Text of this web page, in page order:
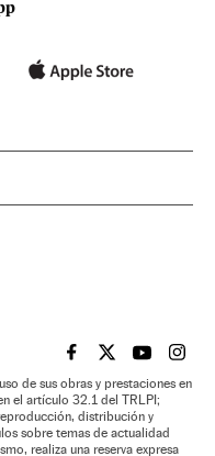
EL PAÍS BRASIL EN
EL PAÍSEL PAÍS
EL
de sus obras y prestaciones en
el artículo 32.1 del TRLPI;
distribución y
sobre temas de actualidad
realiza una reserva expresa